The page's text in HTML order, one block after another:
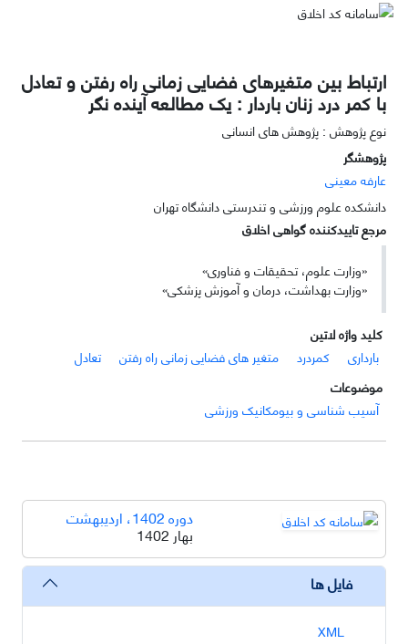
ارتباط بین متغیرهای فضایی زمانی راه رفتن و تعادل
با کمر درد زنان باردار : یک مطالعه آینده نگر
نوع پژوهش : پژوهش های انسانی
پژوهشگر
عارفه معینی
دانشکده علوم ورزشی و تندرستی دانشگاه تهران
مرجع تاییدکننده گواهی اخلاق
«وزارت علوم، تحقیقات و فناوری»
«وزارت بهداشت، درمان و آموزش پزشکی»
کلید واژه لاتین
بارداری
کمردرد متغیر های فضایی زمانی راه رفتن
تعادل
موضوعات
آسیب شناسی و بیومکانیک ورزشی
دوره 1402، اردیبهشت
بهار 1402
فایل ها
XML